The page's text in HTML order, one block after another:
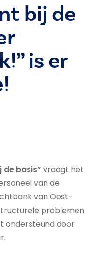
bij de
is er
de basis” vraagt het
van de
van Oost-
problemen
ondersteund door